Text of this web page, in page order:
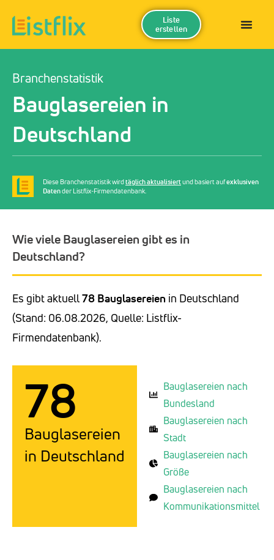
Liste
erstellen
Branchenstatistik
Bauglasereien in
Deutschland
Diese Branchenstatistik wirdtäglich aktualisiertund basiert aufexklusiven
Datender Listflix-Firmendatenbank.
Wie viele Bauglasereien gibt es in
Deutschland?
Es gibt aktuell78 Bauglasereien in Deutschland
(Stand: 06.08.2026, Quelle: Listflix-
Firmendatenbank).
78
Bauglasereien
in Deutschland
Bauglasereien nach
Bundesland
Bauglasereien nach
Stadt
Bauglasereien nach
Größe
Bauglasereien nach
Kommunikationsmittel